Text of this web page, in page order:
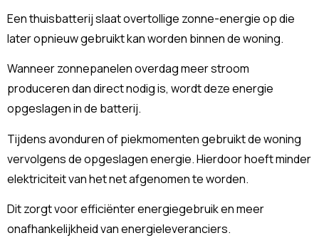
Een thuisbatterij slaat overtollige zonne-energie op die
later opnieuw gebruikt kan worden binnen de woning.
Wanneer zonnepanelen overdag meer stroom
produceren dan direct nodig is, wordt deze energie
opgeslagen in de batterij.
Tijdens avonduren of piekmomenten gebruikt de woning
vervolgens de opgeslagen energie. Hierdoor hoeft minder
elektriciteit van het net afgenomen te worden.
Dit zorgt voor efficiënter energiegebruik en meer
onafhankelijkheid van energieleveranciers.